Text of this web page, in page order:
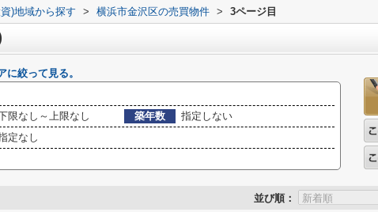
)地域から探す > 横浜市金沢区の売買物件 > 3ページ目
絞って見る。
限なし～上限なし 築年数
指定しない
定なし
並び順：